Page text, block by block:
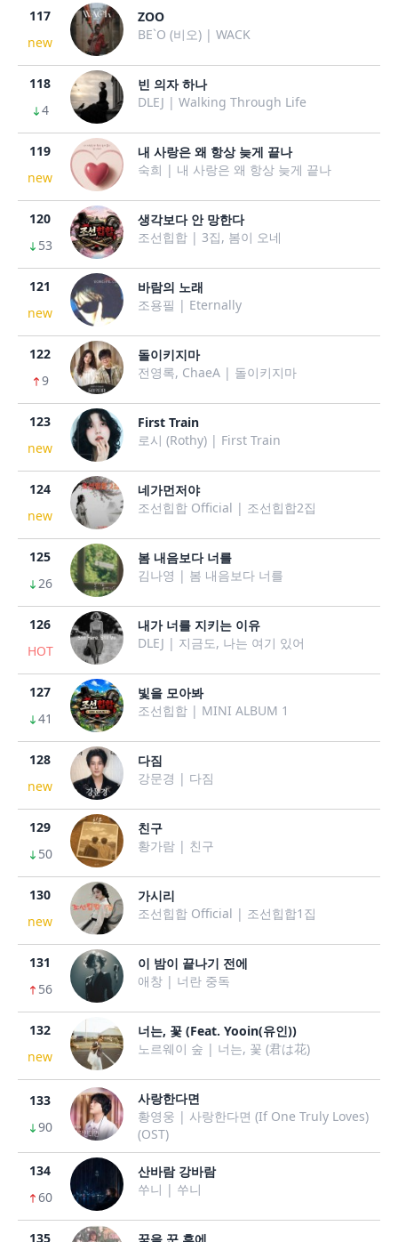
117
new
ZOO
BE`O (비오) | WACK
118
4
빈 의자 하나
DLEJ | Walking Through Life
119
new
내 사랑은 왜 항상 늦게 끝나
숙희 | 내 사랑은 왜 항상 늦게 끝나
120
53
생각보다 안 망한다
조선힙합 | 3집, 봄이 오네
121
new
바람의 노래
조용필 | Eternally
122
9
돌이키지마
전영록, ChaeA | 돌이키지마
123
new
First Train
로시 (Rothy) | First Train
124
new
네가먼저야
조선힙합 Official | 조선힙합2집
125
26
봄 내음보다 너를
김나영 | 봄 내음보다 너를
126
HOT
내가 너를 지키는 이유
DLEJ | 지금도, 나는 여기 있어
127
41
빛을 모아봐
조선힙합 | MINI ALBUM 1
128
new
다짐
강문경 | 다짐
129
50
친구
황가람 | 친구
130
new
가시리
조선힙합 Official | 조선힙합1집
131
56
이 밤이 끝나기 전에
애창 | 너란 중독
132
new
너는, 꽃 (Feat. Yooin(유인))
노르웨이 숲 | 너는, 꽃 (君は花)
133
90
사랑한다면
황영웅 | 사랑한다면 (If One Truly Loves)
(OST)
134
60
산바람 강바람
쑤니 | 쑤니
135